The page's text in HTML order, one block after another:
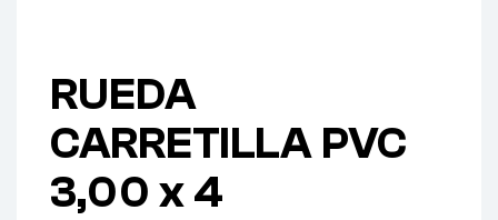
RUEDA
CARRETILLA PVC
3,00 x 4